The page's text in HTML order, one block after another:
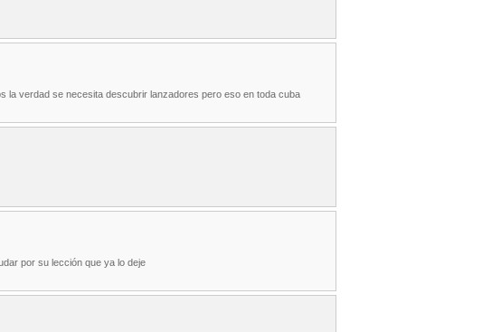
la verdad se necesita descubrir lanzadores pero eso en toda cuba
por su lección que ya lo deje